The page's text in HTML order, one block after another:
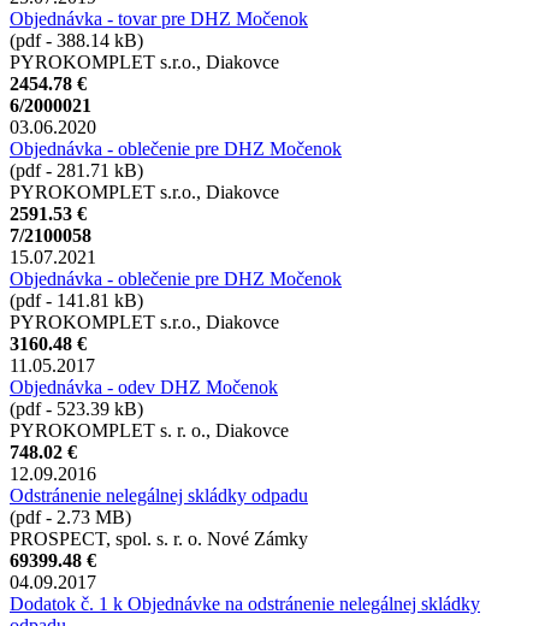
Objednávka - tovar pre DHZ Močenok
(pdf - 388.14 kB)
PYROKOMPLET s.r.o., Diakovce
2454.78 €
6/2000021
03.06.2020
Objednávka - oblečenie pre DHZ Močenok
(pdf - 281.71 kB)
PYROKOMPLET s.r.o., Diakovce
2591.53 €
7/2100058
15.07.2021
Objednávka - oblečenie pre DHZ Močenok
(pdf - 141.81 kB)
PYROKOMPLET s.r.o., Diakovce
3160.48 €
11.05.2017
Objednávka - odev DHZ Močenok
(pdf - 523.39 kB)
PYROKOMPLET s. r. o., Diakovce
748.02 €
12.09.2016
Odstránenie nelegálnej skládky odpadu
(pdf - 2.73 MB)
PROSPECT, spol. s. r. o. Nové Zámky
69399.48 €
04.09.2017
Dodatok č. 1 k Objednávke na odstránenie nelegálnej skládky